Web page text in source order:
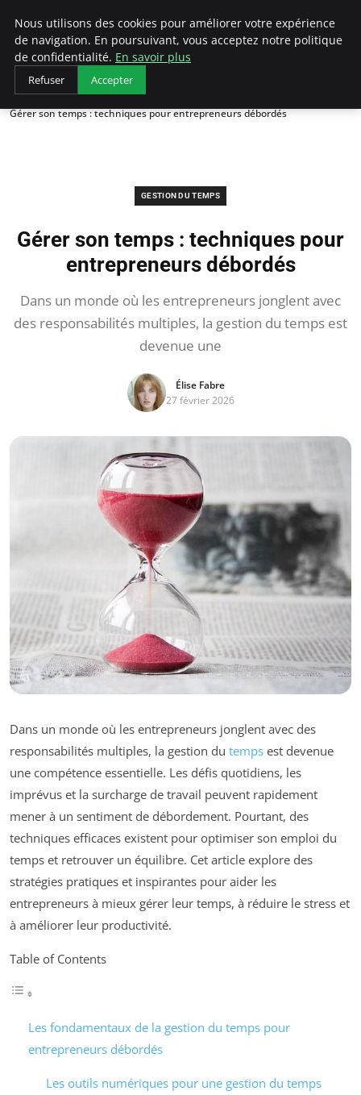
LECFCM
Accueil
Gestion du temps
Gérer son temps : techniques pour entrepreneurs débordés
GESTION DU TEMPS
Gérer son temps : techniques pour
entrepreneurs débordés
Dans un monde où les entrepreneurs jonglent avec
des responsabilités multiples, la gestion du temps est
devenue une
Élise Fabre
27 février 2026
Dans un monde où les entrepreneurs jonglent avec des
responsabilités multiples, la gestion du temps est devenue
une compétence essentielle. Les défis quotidiens, les
imprévus et la surcharge de travail peuvent rapidement
mener à un sentiment de débordement. Pourtant, des
techniques efficaces existent pour optimiser son emploi du
temps et retrouver un équilibre. Cet article explore des
stratégies pratiques et inspirantes pour aider les
entrepreneurs à mieux gérer leur temps, à réduire le stress et
à améliorer leur productivité.
Table of Contents
Les fondamentaux de la gestion du temps pour
entrepreneurs débordés
Les outils numériques pour une gestion du temps
Nous utilisons des cookies pour améliorer votre expérience
de navigation. En poursuivant, vous acceptez notre politique
de confidentialité. En savoir plus
Refuser Accepter